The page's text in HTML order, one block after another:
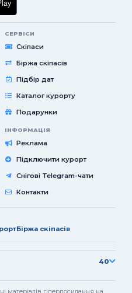
СЕРВІСИ
Скіпаси
Біржа скіпасів
Підбір дат
Каталог курорту
Подарунки
ІНФОРМАЦІЯ
Реклама
Підключити курорт
Снігові Telegram-чати
Контакти
Біржа скіпасів
40
матеріалів гіперпосилання на